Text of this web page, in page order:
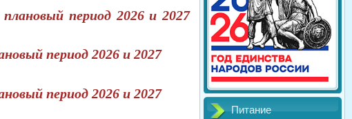
период 2026 и 2027
период 2026 и 2027
период 2026 и 2027
Питание